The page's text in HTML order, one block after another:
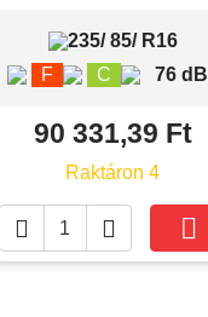
235/ 85/ R16
F
C 76 dB
90 331,39 Ft
Raktáron 4
  